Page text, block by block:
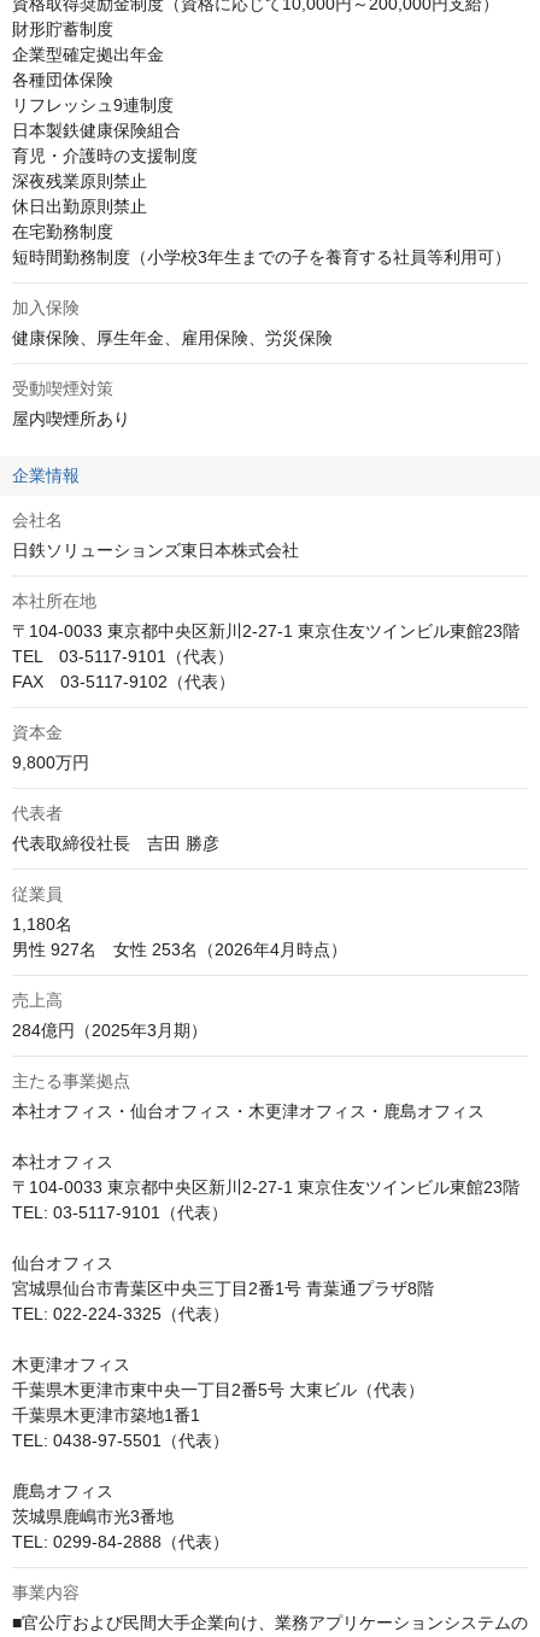
資格取得奨励金制度（資格に応じて10,000円～200,000円支給）
財形貯蓄制度
企業型確定拠出年金
各種団体保険
リフレッシュ9連制度
日本製鉄健康保険組合
育児・介護時の支援制度
深夜残業原則禁止
休日出勤原則禁止
在宅勤務制度
短時間勤務制度（小学校3年生までの子を養育する社員等利用可）
加入保険
健康保険、厚生年金、雇用保険、労災保険
受動喫煙対策
屋内喫煙所あり
企業情報
会社名
日鉄ソリューションズ東日本株式会社
本社所在地
〒104-0033 東京都中央区新川2-27-1 東京住友ツインビル東館23階
TEL　03-5117-9101（代表）
FAX　03-5117-9102（代表）
資本金
9,800万円
代表者
代表取締役社長　吉田 勝彦
従業員
1,180名
男性 927名　女性 253名（2026年4月時点）
売上高
284億円（2025年3月期）
主たる事業拠点
本社オフィス・仙台オフィス・木更津オフィス・鹿島オフィス
本社オフィス
〒104-0033 東京都中央区新川2-27-1 東京住友ツインビル東館23階
TEL: 03-5117-9101（代表）
仙台オフィス
宮城県仙台市青葉区中央三丁目2番1号 青葉通プラザ8階
TEL: 022-224-3325（代表）
木更津オフィス
千葉県木更津市東中央一丁目2番5号 大東ビル（代表）
千葉県木更津市築地1番1
TEL: 0438-97-5501（代表）
鹿島オフィス
茨城県鹿嶋市光3番地
TEL: 0299-84-2888（代表）
事業内容
■官公庁および民間大手企業向け、業務アプリケーションシステムの